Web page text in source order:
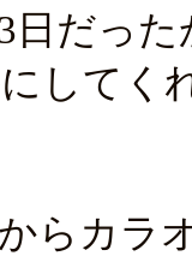
日だった
してく
らカラ